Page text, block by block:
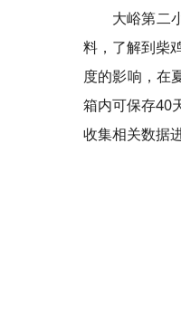
大峪第二
料，了解到柴
度的影响，在
箱内可保存40
收集相关数据